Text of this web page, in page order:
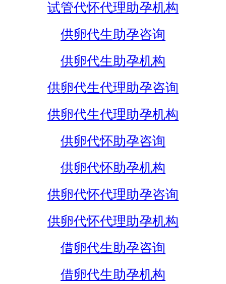
试管代怀代理助孕机构
供卵代生助孕咨询
供卵代生助孕机构
供卵代生代理助孕咨询
供卵代生代理助孕机构
供卵代怀助孕咨询
供卵代怀助孕机构
供卵代怀代理助孕咨询
供卵代怀代理助孕机构
借卵代生助孕咨询
借卵代生助孕机构